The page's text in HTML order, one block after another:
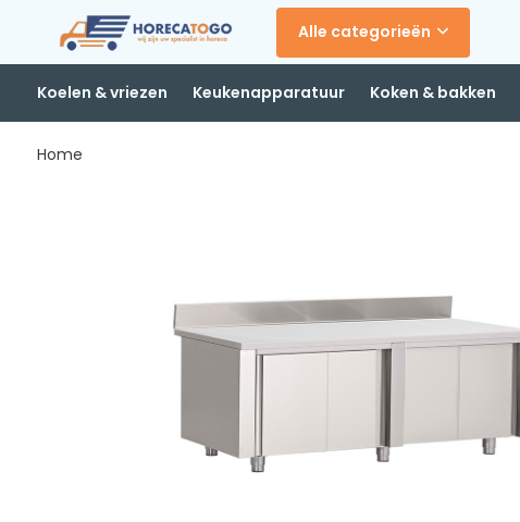
Alle categorieën
Koelen & vriezen Keukenapparatuur Koken & bakken
Home